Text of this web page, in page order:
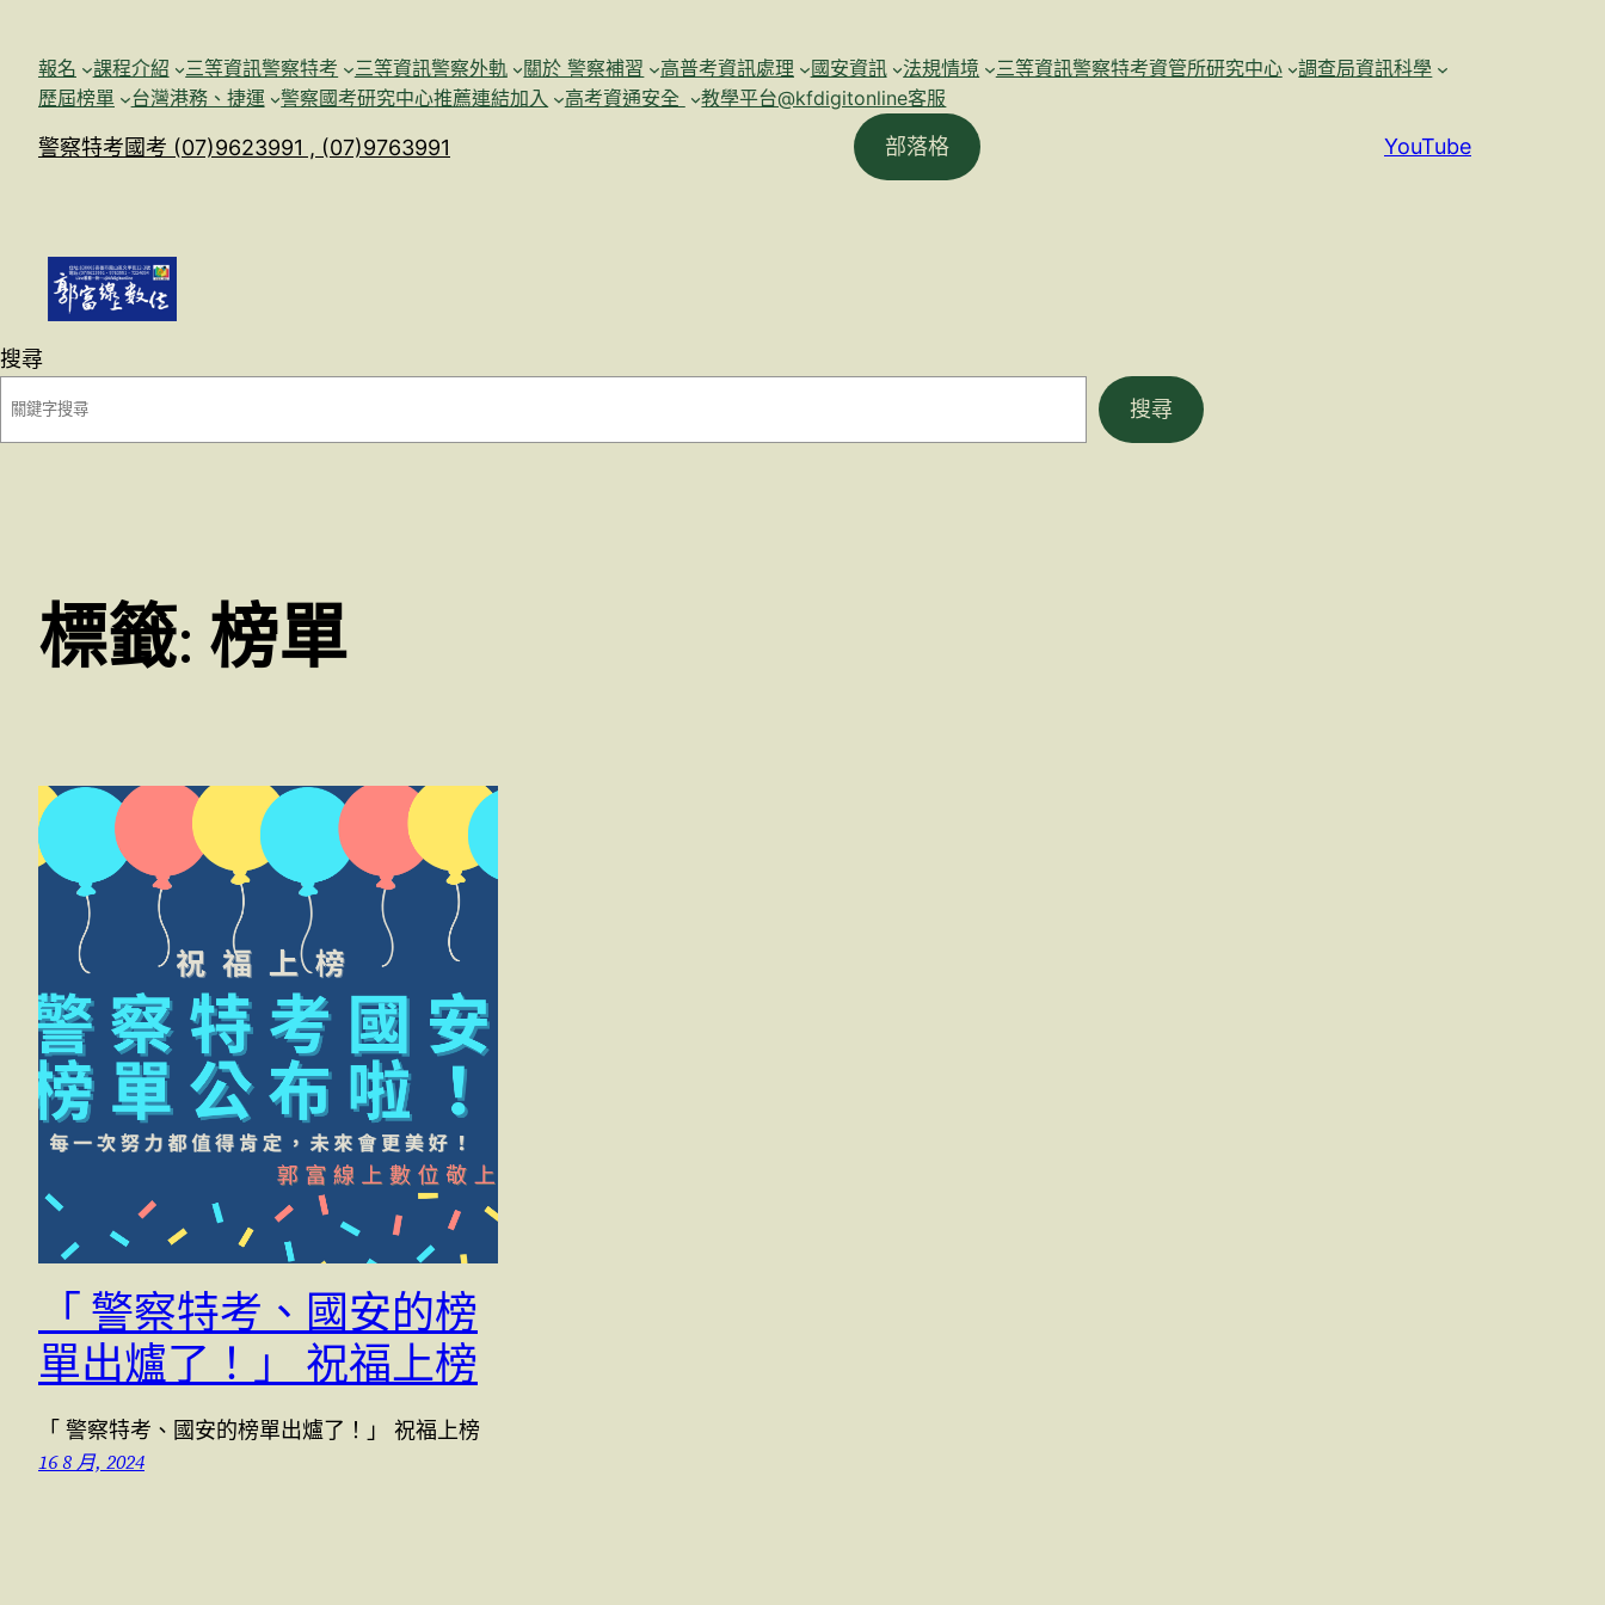
報名 課程介紹 三等資訊警察特考 三等資訊警察外軌 關於 警察補習 高普考資訊處理 國安資訊 法規情境 三等資訊警察特考資管所研究中心
調查局資訊科學
歷屆榜單
台灣港務、捷運 警察國考研究中心推薦連結加入 高考資通安全 教學平台@kfdigitonline客服
警察特考國考 (07)9623991 , (07)9763991 部落格 YouTube
搜尋
搜尋
標籤: 榜單
「 警察特考、國安的榜
單出爐了！」 祝福上榜
「 警察特考、國安的榜單出爐了！」 祝福上榜
16 8 月, 2024